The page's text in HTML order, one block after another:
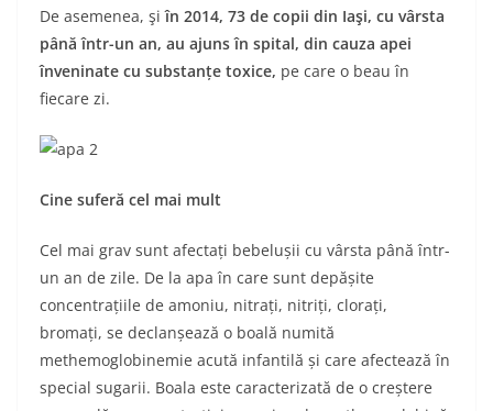
De asemenea, şiîn 2014, 73 de copii din Iaşi, cu vârsta
până într-un an, au ajuns în spital, din cauza apei
înveninate cu substanțe toxice, pe care o beau în
fiecare zi.
Cine suferă cel mai mult
Cel mai grav sunt afectați bebelușii cu vârsta până într-
un an de zile. De la apa în care sunt depășite
concentrațiile de amoniu, nitrați, nitriți, clorați,
bromați, se declanșează o boală numită
methemoglobinemie acută infantilă și care afectează în
special sugarii. Boala este caracterizată de o creștere